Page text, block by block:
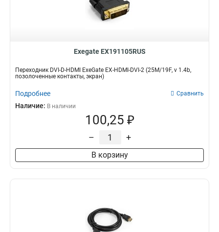
Exegate EX191105RUS
Переходник DVI-D-HDMI ExeGate EX-HDMI-DVI-2 (25M/19F, v 1.4b,
позолоченные контакты, экран)
Подробнее Сравнить
Наличие: В наличии
100,25 ₽
– +
В корзину